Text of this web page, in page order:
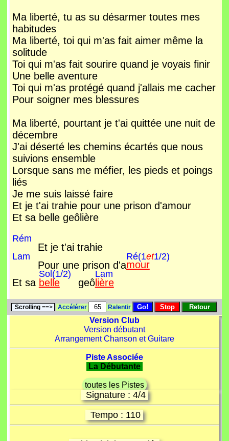
Ma liberté, tu as su désarmer toutes mes
habitudes
Ma liberté, toi qui m'as fait aimer même la
solitude
Toi qui m'as fait sourire quand je voyais finir
Une belle aventure
Toi qui m'as protégé quand j'allais me cacher
Pour soigner mes blessures
Ma liberté, pourtant je t'ai quittée une nuit de
décembre
J'ai déserté les chemins écartés que nous
suivions ensemble
Lorsque sans me méfier, les pieds et poings
liés
Je me suis laissé faire
Et je t'ai trahie pour une prison d'amour
Et sa belle geôlière
Rém
Et je t'ai trahie
Lam
Pour une prison d'a
Ré(1et1/2)
mour
Et sa
Sol(1/2)
bellegeô
Lam
lière
Scrolling==> Accélérer Ralentir
Version Club
Version débutant
Arrangement Chanson et Guitare
Piste Associée
La Débutante
toutes les Pistes
Signature : 4/4
Tempo : 110